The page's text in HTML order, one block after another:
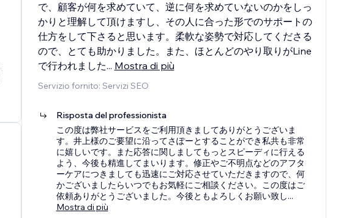
で、顧客が何を求めていて、逆に何を求めていないのかをしっ
かりと理解して頂けますし、その人に合った形でのサポートの
仕方をして下さると思います。柔軟な姿勢で対応してくださる
ので、とても助かりました。また、ほとんどのやり取りがLine
で行われました... Mostra di più
Servizio fornito: Servizi SEO
Risposta del professionista
この度は弊社サービスをご利用頂きましてありがとうございま
す。井上様のご要望に沿ってさぽーとすることができ私共も非常
に嬉しいです。また応答に関しましてもっとスピーディに行える
よう、今後も精進してまいります。修正やご不明点などのアフタ
ーケアにつきましても迅速にご対応させていただきますので、何
かございましたらいつでもお気軽にご相談ください。この度はご
依頼ありがとうございました。今後ともよろしくお願い致し...
Mostra di più